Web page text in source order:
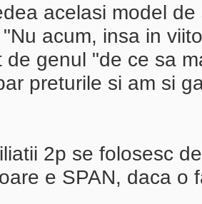
acelasi model
acum, insa in
de genul "de ce sa
preturile si am si
2p se folosesc
e SPAN, daca o